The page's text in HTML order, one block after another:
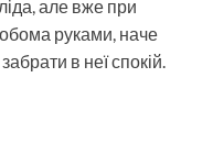
але вже при
руками, наче
в неї спокій.